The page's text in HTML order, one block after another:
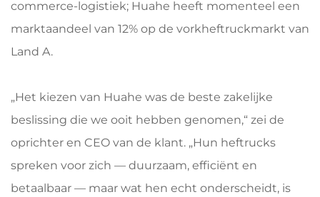
commerce-logistiek; Huahe heeft momenteel een
marktaandeel van 12% op de vorkheftruckmarkt van
Land A.
„Het kiezen van Huahe was de beste zakelijke
beslissing die we ooit hebben genomen,“ zei de
oprichter en CEO van de klant. „Hun heftrucks
spreken voor zich — duurzaam, efficiënt en
betaalbaar — maar wat hen echt onderscheidt, is